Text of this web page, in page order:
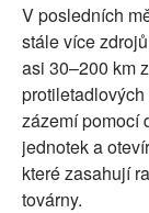
V posledních
stále více
asi 30–200 km
zázemí pomocí
jednotek a
které zasahují
továrny.